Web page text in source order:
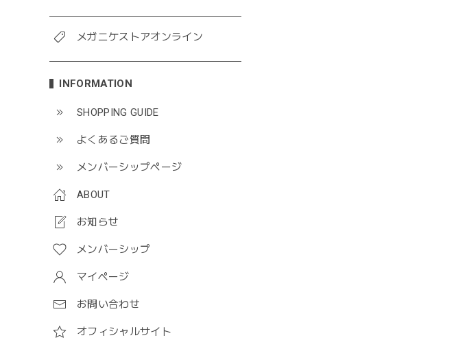
メガニケストアオンライン
INFORMATION
SHOPPING GUIDE
よくあるご質問
メンバーシップページ
ABOUT
お知らせ
メンバーシップ
マイページ
お問い合わせ
オフィシャルサイト